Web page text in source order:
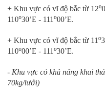
+ Khu vực có vĩ độ bắc từ 12o
110o30’E - 111 o00’E.
+ Khu vực có vĩ độ bắc từ 11 o
110o00’E - 111 o30’E.
- Khu vực có khả năng khai
70kg/lưới)